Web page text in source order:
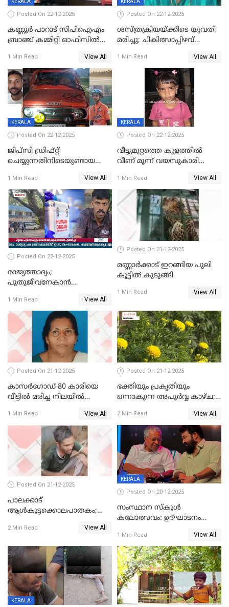
Posted On 22-12-2025
കണ്ണൂർ പാറാട് സിപിഐഎം
ബ്രാഞ്ച് കമ്മിറ്റി ഓഫിസിൽ
ചിത്രങ്ങളടക്കം കത്തിയ
നിലയിൽ
1 Min Read View All
Posted On 22-12-2025
ശസ്ത്രക്രിയയ്‌ക്കിടെ യുവതി
മരിച്ചു; ചികിത്സാപ്പിഴവ്
സംഭവം മാവേലിക്കരയിൽ
1 Min Read View All
KERALA
Posted On 22-12-2025
ജിപ്സി ഡ്രിഫ്റ്റ്
ചെയ്യുന്നതിനിടെയുണ്ടായ
ദാരുണാന്ത്യം; ജീപ്സി
ഓടിച്ചയാൾ അറസ്റ്റിൽ.
1 Min Read View All
KERALA
Posted On 22-12-2025
വീട്ടുമുറ്റത്തെ കുളത്തിൽ
വീണ് മൂന്ന് വയസുകാരി
1 Min Read View All
Posted On 22-12-2025
രാജ്യത്താദ്യം;
പുതുജീവനേകാൻ
എറണാകുളം സർക്കാർ
ജനറൽ
ആശുപത്രിയിലെത്തിച്ചു
1 Min Read View All
Posted On 21-12-2025
മണ്ണാർക്കാട് ഇറങ്ങിയ പുലി
കൂട്ടിൽ കുടുങ്ങി
1 Min Read View All
Posted On 21-12-2025
കാസർഗോഡ് 80 കാരിയെ
വീട്ടിൽ മരിച്ച നിലയിൽ
1 Min Read View All
Posted On 21-12-2025
ഭക്തിയും പ്രകൃതിയും
ഒന്നാകുന്ന അപൂര്‍വ്വ കാഴ്ച;
കാഴ്ചാനുഭവമൊരുക്കി
ശബരീ നന്ദനം
2 Min Read View All
Posted On 21-12-2025
പാലക്കാട്‌
ആൾകൂട്ടക്കൊലപാതകം;
ഊർജ്ജിതമാക്കിമാക്കി
2 Min Read View All
KERALA
Posted On 20-12-2025
സംസ്ഥാന സ്കൂൾ
കലോത്സവം: ഉദ്ഘാടനം
മുഖ്യാതിഥിയായി
മോഹൻലാൽ
1 Min Read View All
KERALA